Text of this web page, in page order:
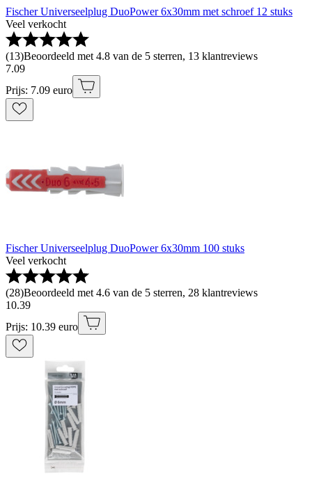
Fischer Universeelplug DuoPower 6x30mm met schroef 12 stuks
Veel verkocht
(13)Beoordeeld met 4.8 van de 5 sterren, 13 klantreviews
7.09
Prijs: 7.09 euro
Fischer Universeelplug DuoPower 6x30mm 100 stuks
Veel verkocht
(28)Beoordeeld met 4.6 van de 5 sterren, 28 klantreviews
10.39
Prijs: 10.39 euro